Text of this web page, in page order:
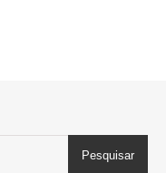
Pesquisar